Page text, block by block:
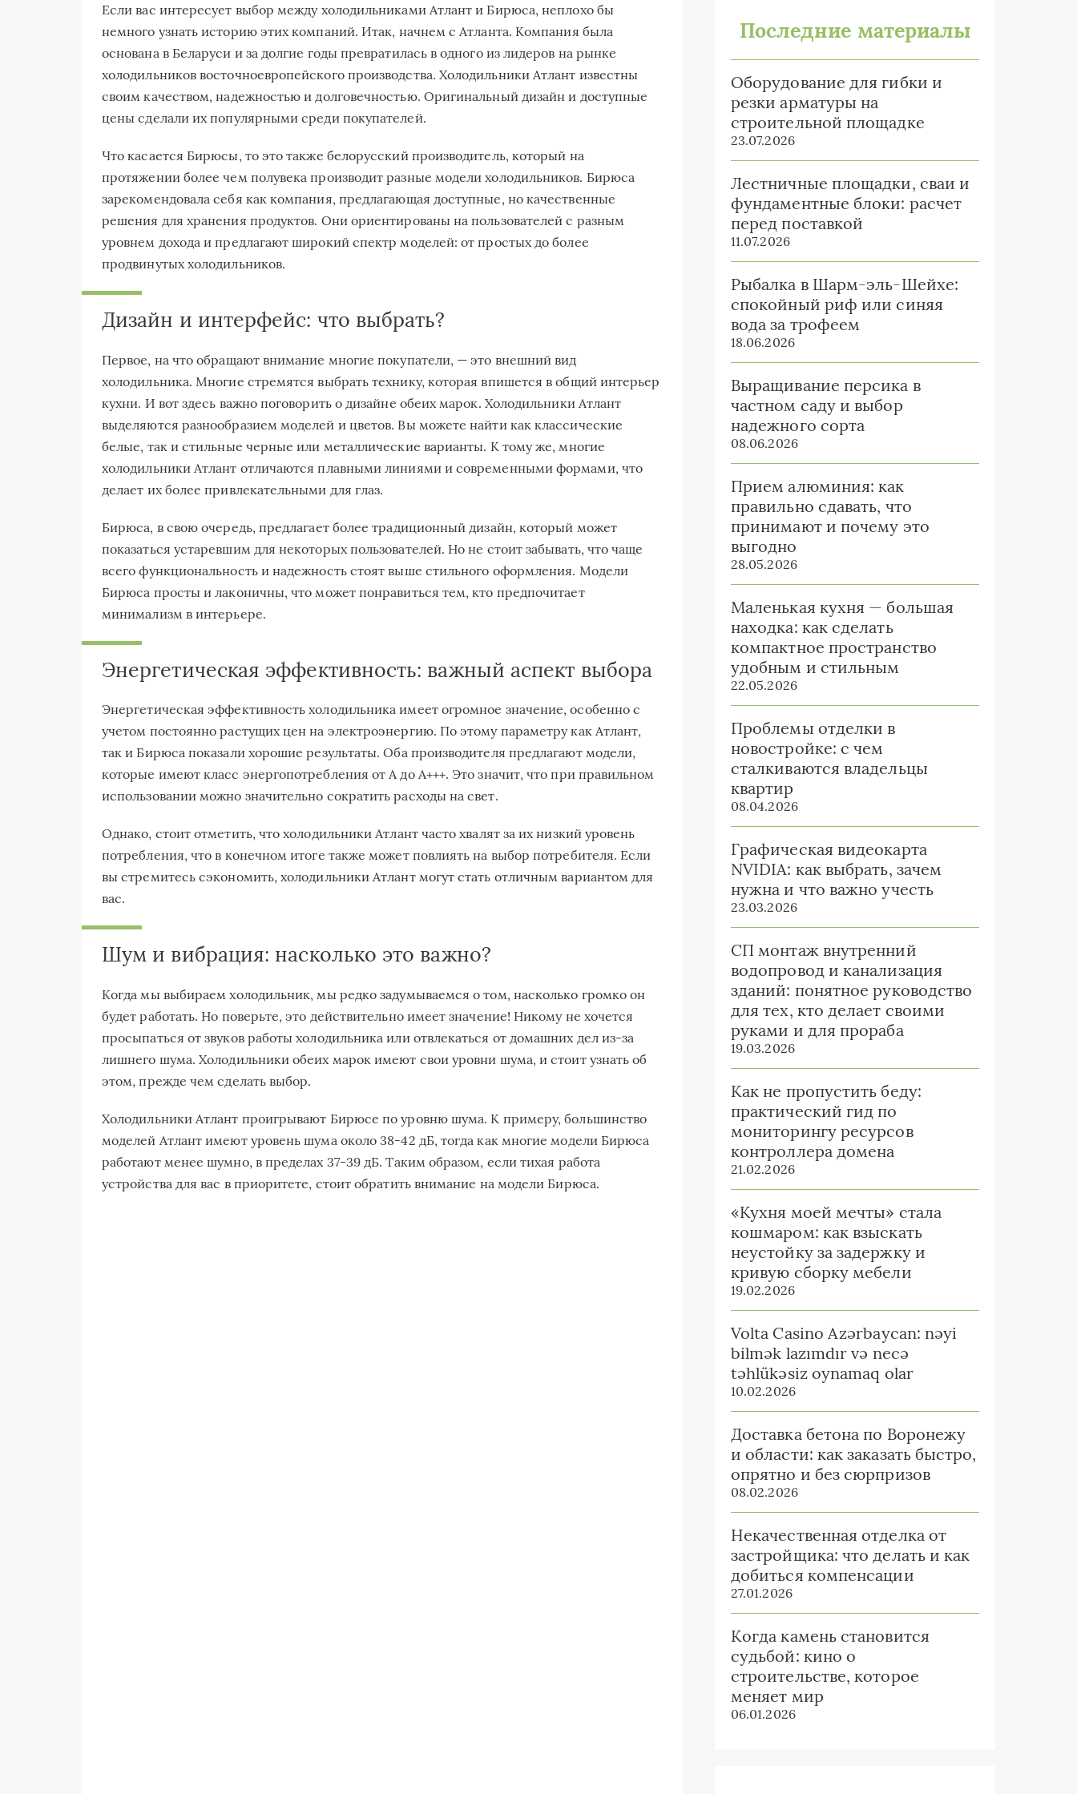
Если вас интересует выбор между холодильниками Атлант и Бирюса, неплохо бы
немного узнать историю этих компаний. Итак, начнем с Атланта. Компания была
основана в Беларуси и за долгие годы превратилась в одного из лидеров на рынке
холодильников восточноевропейского производства. Холодильники Атлант известны
своим качеством, надежностью и долговечностью. Оригинальный дизайн и доступные
цены сделали их популярными среди покупателей.
Что касается Бирюсы, то это также белорусский производитель, который на
протяжении более чем полувека производит разные модели холодильников. Бирюса
зарекомендовала себя как компания, предлагающая доступные, но качественные
решения для хранения продуктов. Они ориентированы на пользователей с разным
уровнем дохода и предлагают широкий спектр моделей: от простых до более
продвинутых холодильников.
Дизайн и интерфейс: что выбрать?
Первое, на что обращают внимание многие покупатели, — это внешний вид
холодильника. Многие стремятся выбрать технику, которая впишется в общий интерьер
кухни. И вот здесь важно поговорить о дизайне обеих марок. Холодильники Атлант
выделяются разнообразием моделей и цветов. Вы можете найти как классические
белые, так и стильные черные или металлические варианты. К тому же, многие
холодильники Атлант отличаются плавными линиями и современными формами, что
делает их более привлекательными для глаз.
Бирюса, в свою очередь, предлагает более традиционный дизайн, который может
показаться устаревшим для некоторых пользователей. Но не стоит забывать, что чаще
всего функциональность и надежность стоят выше стильного оформления. Модели
Бирюса просты и лаконичны, что может понравиться тем, кто предпочитает
минимализм в интерьере.
Энергетическая эффективность: важный аспект выбора
Энергетическая эффективность холодильника имеет огромное значение, особенно с
учетом постоянно растущих цен на электроэнергию. По этому параметру как Атлант,
так и Бирюса показали хорошие результаты. Оба производителя предлагают модели,
которые имеют класс энергопотребления от A до A+++. Это значит, что при правильном
использовании можно значительно сократить расходы на свет.
Однако, стоит отметить, что холодильники Атлант часто хвалят за их низкий уровень
потребления, что в конечном итоге также может повлиять на выбор потребителя. Если
вы стремитесь сэкономить, холодильники Атлант могут стать отличным вариантом для
вас.
Шум и вибрация: насколько это важно?
Когда мы выбираем холодильник, мы редко задумываемся о том, насколько громко он
будет работать. Но поверьте, это действительно имеет значение! Никому не хочется
просыпаться от звуков работы холодильника или отвлекаться от домашних дел из-за
лишнего шума. Холодильники обеих марок имеют свои уровни шума, и стоит узнать об
этом, прежде чем сделать выбор.
Холодильники Атлант проигрывают Бирюсе по уровню шума. К примеру, большинство
моделей Атлант имеют уровень шума около 38-42 дБ, тогда как многие модели Бирюса
работают менее шумно, в пределах 37-39 дБ. Таким образом, если тихая работа
устройства для вас в приоритете, стоит обратить внимание на модели Бирюса.
Последние материалы
Оборудование для гибки и
резки арматуры на
строительной площадке
23.07.2026
Лестничные площадки, сваи и
фундаментные блоки: расчет
перед поставкой
11.07.2026
Рыбалка в Шарм-эль-Шейхе:
спокойный риф или синяя
вода за трофеем
18.06.2026
Выращивание персика в
частном саду и выбор
надежного сорта
08.06.2026
Прием алюминия: как
правильно сдавать, что
принимают и почему это
выгодно
28.05.2026
Маленькая кухня — большая
находка: как сделать
компактное пространство
удобным и стильным
22.05.2026
Проблемы отделки в
новостройке: с чем
сталкиваются владельцы
квартир
08.04.2026
Графическая видеокарта
NVIDIA: как выбрать, зачем
нужна и что важно учесть
23.03.2026
СП монтаж внутренний
водопровод и канализация
зданий: понятное руководство
для тех, кто делает своими
руками и для прораба
19.03.2026
Как не пропустить беду:
практический гид по
мониторингу ресурсов
контроллера домена
21.02.2026
«Кухня моей мечты» стала
кошмаром: как взыскать
неустойку за задержку и
кривую сборку мебели
19.02.2026
Volta Casino Azərbaycan: nəyi
bilmək lazımdır və necə
təhlükəsiz oynamaq olar
10.02.2026
Доставка бетона по Воронежу
и области: как заказать быстро,
опрятно и без сюрпризов
08.02.2026
Некачественная отделка от
застройщика: что делать и как
добиться компенсации
27.01.2026
Когда камень становится
судьбой: кино о
строительстве, которое
меняет мир
06.01.2026